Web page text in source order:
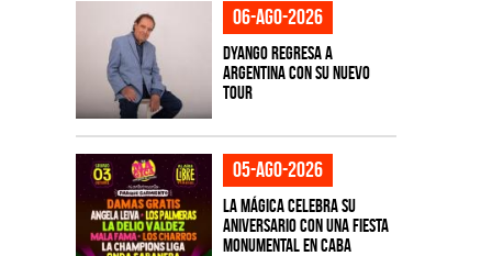
06-ago-2026
Dyango regresa a
Argentina con su nuevo
tour
05-ago-2026
La Mágica celebra su
aniversario con una fiesta
monumental en CABA